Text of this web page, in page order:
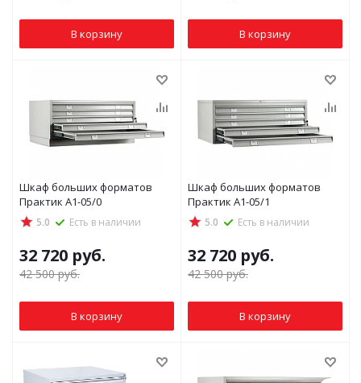
В корзину В корзину
Шкаф больших форматов
Практик A1-05/0
5.0 Есть в наличии
32 720 руб.
42 500руб.
В корзину
Шкаф больших форматов
Практик A1-05/1
5.0 Есть в наличии
32 720 руб.
42 500руб.
В корзину